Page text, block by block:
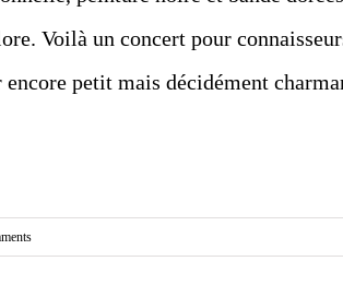
Voilà un concert pour
petit mais décidément